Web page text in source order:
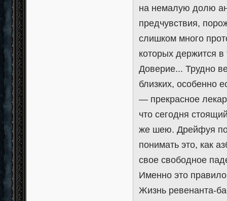
на немалую долю
предчувствия,
слишком много
которых держится
Доверие... Трудно
близких, особенно
— прекрасное
что сегодня
же шею. Дрейфуя по
понимать это, как
свое свободное
Именно это
Жизнь ревенанта-